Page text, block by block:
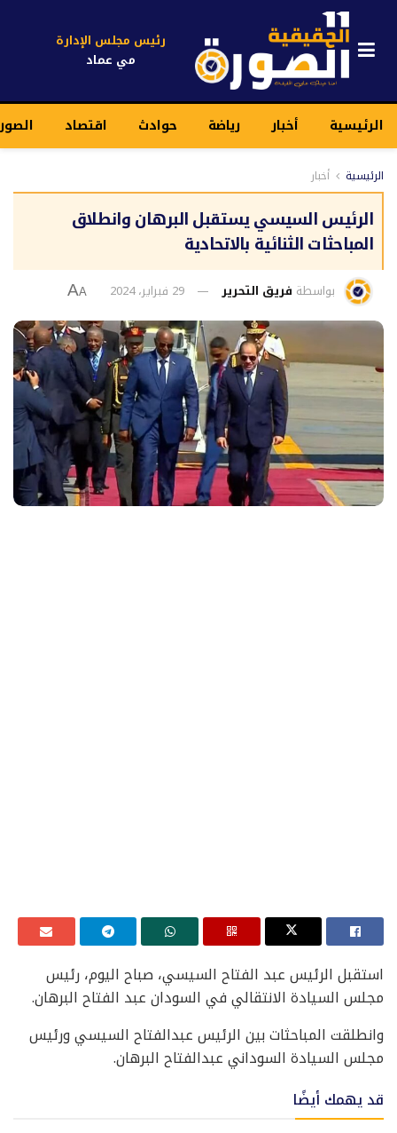
رئيس مجلس الإدارة
مي عماد
الرئيسية أخبار رياضة حوادث اقتصاد
الرئيسية أخبار
الرئيس السيسي يستقبل البرهان وانطلاق
المباحثات الثنائية بالاتحادية
بواسطة فريق التحرير 29 فبراير، 2024 A
A
استقبل الرئيس عبد الفتاح السيسي، صباح اليوم، رئيس
مجلس السيادة الانتقالي في السودان عبد الفتاح البرهان.
وانطلقت المباحثات بين الرئيس عبدالفتاح السيسي ورئيس
مجلس السيادة السوداني عبدالفتاح البرهان.
قد يهمك أيضًا